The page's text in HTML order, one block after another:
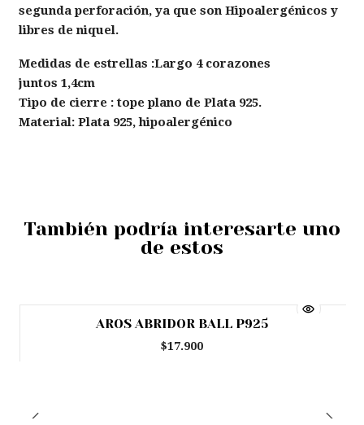
segunda perforación, ya que sonHipoalergénicos y
libres de niquel.
Medidas de estrellas :Largo 4 corazones
juntos 1,4cm
Tipo de cierre : tope plano de Plata 925.
Material: Plata 925, hipoalergénico
También podría interesarte uno
de estos
AROS ABRIDOR BALL P925
$17.900